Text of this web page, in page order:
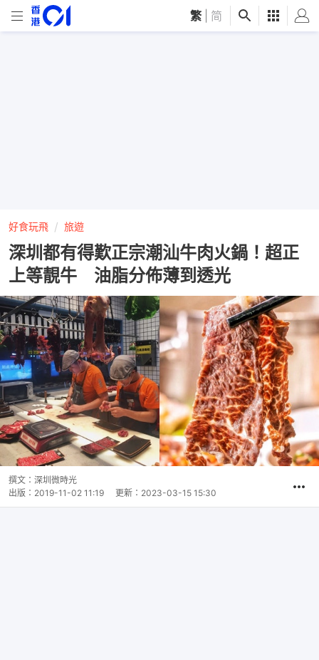
繁 简
好食玩飛 旅遊
深圳都有得歎正宗潮汕牛肉火鍋！超正
上等靚牛 油脂分佈薄到透光
撰文： 深圳微時光
出版： 2019-11-02 11:19 更新： 2023-03-15 15:30